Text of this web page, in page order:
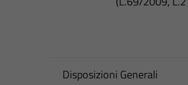
Disposizioni Generali